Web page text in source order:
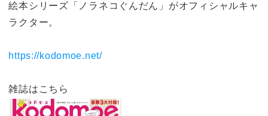
絵本シリーズ「ノラネコぐんだん」がオフィシャルキャ
ラクター。
https://kodomoe.net/
雑誌はこちら